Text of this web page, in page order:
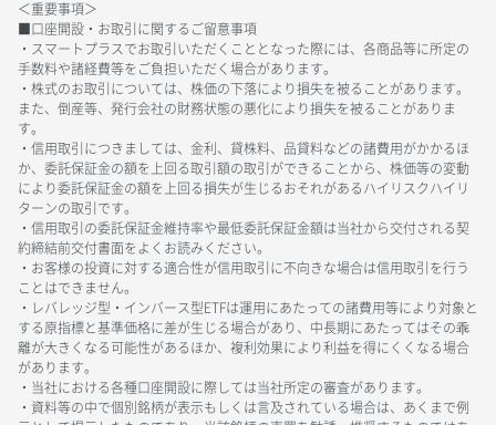
＜重要事項＞
■口座開設・お取引に関するご留意事項
・スマートプラスでお取引いただくこととなった際には、各商品等に所定の
手数料や諸経費等をご負担いただく場合があります。
・株式のお取引については、株価の下落により損失を被ることがあります。
また、倒産等、発行会社の財務状態の悪化により損失を被ることがありま
す。
・信用取引につきましては、金利、貸株料、品貸料などの諸費用がかかるほ
か、委託保証金の額を上回る取引額の取引ができることから、株価等の変動
により委託保証金の額を上回る損失が生じるおそれがあるハイリスクハイリ
ターンの取引です。
・信用取引の委託保証金維持率や最低委託保証金額は当社から交付される契
約締結前交付書面をよくお読みください。
・お客様の投資に対する適合性が信用取引に不向きな場合は信用取引を行う
ことはできません。
・レバレッジ型・インバース型ETFは運用にあたっての諸費用等により対象と
する原指標と基準価格に差が生じる場合があり、中長期にあたってはその乖
離が大きくなる可能性があるほか、複利効果により利益を得にくくなる場合
があります。
・当社における各種口座開設に際しては当社所定の審査があります。
・資料等の中で個別銘柄が表示もしくは言及されている場合は、あくまで例